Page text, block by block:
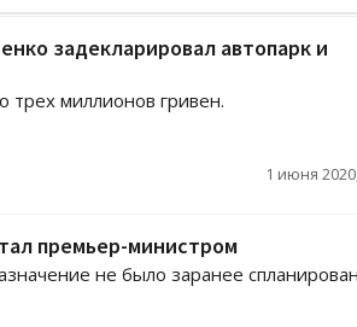
задекларировал автопарк и
трех миллионов гривен.
1 июня
премьер-министром
не было заранее